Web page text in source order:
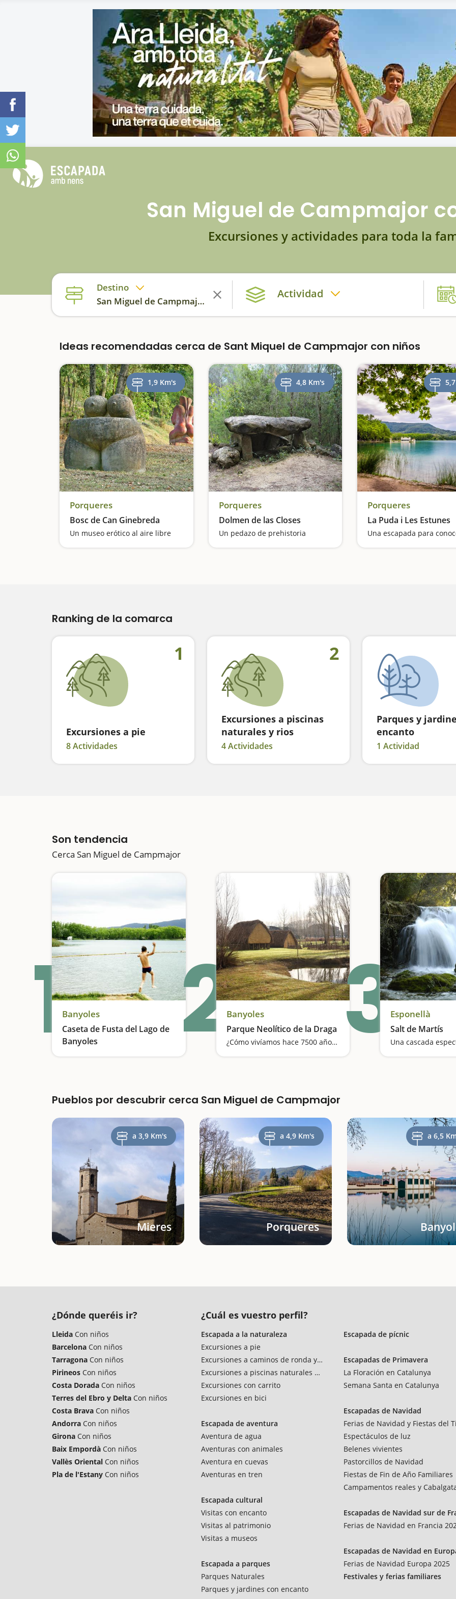
San Miguel de Campmajor
Excursiones y actividades para toda la
Destino
San Miguel de Campmajor
Actividad
Ideas recomendadas cerca de Sant Miquel de Campmajor con niños
1,9 Km's
Porqueres
Bosc de Can Ginebreda
Un museo erótico al aire libre
4,8 Km's
Porqueres
Dolmen de las Closes
Un pedazo de prehistoria
Porqueres
La Puda i Les Estunes
Ranking de la comarca
1
Excursiones a pie
8 Actividades
2
Excursiones a piscinas
naturales y rios
4 Actividades
Parques y
encanto
1 Actividad
Son tendencia
Cerca San Miguel de Campmajor
1Banyoles
Caseta de Fusta del Lago de
Banyoles
El baño más popular 2Banyoles
Parque Neolítico de la Draga
¿Cómo vivíamos hace 7500 años? Esta visita nos permite entrar a diferentes cabañas 3Esponellà
Salt de Martís
Pueblos por descubrir cerca San Miguel de Campmajor
a 3,9 Km's
Mieres
a 4,9 Km's
Porqueres
a 6,5
¿Dónde queréis ir?
Lleida Con niños
Barcelona Con niños
Tarragona Con niños
Pirineos Con niños
Costa Dorada Con niños
Terres del Ebro y Delta Con niños
Costa Brava Con niños
Andorra Con niños
Girona Con niños
Baix Empordà Con niños
Vallès Oriental Con niños
Pla de l'Estany Con niños
¿Cuál es vuestro perfil?
Escapada a la naturaleza
Excursiones a pie
Excursiones a caminos de ronda y vías verdes
Excursiones a piscinas naturales y rios
Excursiones con carrito
Excursiones en bici
Escapada de aventura
Aventura de agua
Aventuras con animales
Aventura en cuevas
Aventuras en tren
Escapada cultural
Visitas con encanto
Visitas al patrimonio
Visitas a museos
Escapada a parques
Parques Naturales
Parques y jardines con encanto
Escapada de pícnic
Escapadas de Primavera
La Floración en Catalunya
Semana Santa en Catalunya
Escapadas de Navidad
Ferias de Navidad y Fiestas del
Espectáculos de luz
Belenes vivientes
Pastorcillos de Navidad
Fiestas de Fin de Año Familiares
Campamentos reales y
Escapadas de Navidad sur de
Ferias de Navidad en Francia
Escapadas de Navidad en
Ferias de Navidad Europa 2025
Festivales y ferias familiares